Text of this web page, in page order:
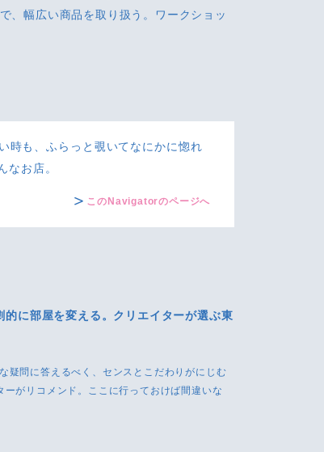
、幅広い商品を取り扱う。ワークショッ
時も、ふらっと覗いてなにかに惚れ
なお店。
このNavigatorのページへ
に部屋を変える。クリエイターが選ぶ東
疑問に答えるべく、センスとこだわりがにじむ
がリコメンド。ここに行っておけば間違いな